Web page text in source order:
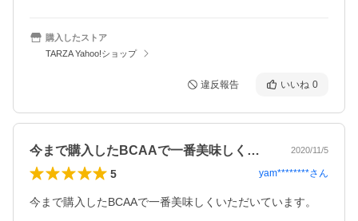
購入したストア
TARZA Yahoo!ショップ
違反報告 いいね 0
今まで購入したBCAAで一番美味しくい… 2020/11/5
5 yam********さん
今まで購入したBCAAで一番美味しくいただいています。